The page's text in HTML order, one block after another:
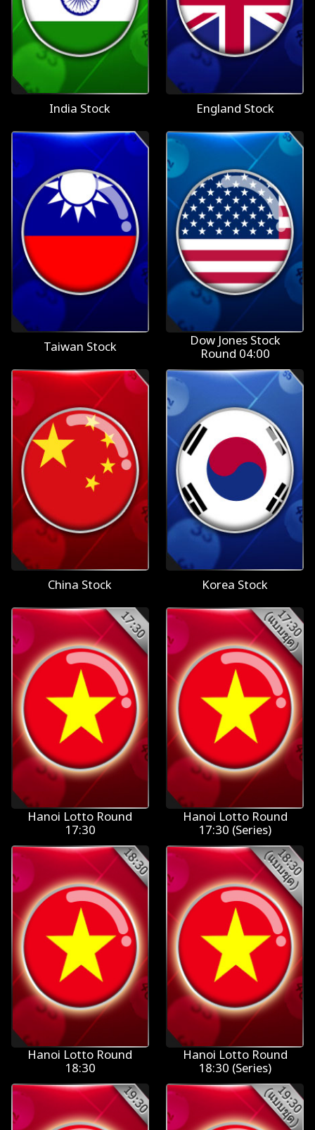
India Stock England Stock
Taiwan Stock Dow Jones Stock
Round 04:00
China Stock Korea Stock
Hanoi Lotto Round
17:30
Hanoi Lotto Round
17:30 (Series)
Hanoi Lotto Round
18:30
Hanoi Lotto Round
18:30 (Series)